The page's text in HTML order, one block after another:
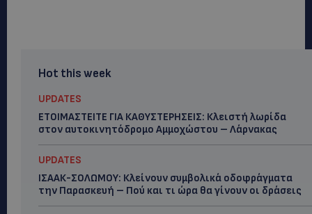
Hot this week
UPDATES
ΕΤΟΙΜΑΣΤΕΙΤΕ ΓΙΑ ΚΑΘΥΣΤΕΡΗΣΕΙΣ: Κλειστή λωρίδα
στον αυτοκινητόδρομο Αμμοχώστου – Λάρνακας
UPDATES
ΙΣΑΑΚ-ΣΟΛΩΜΟΥ: Κλείνουν συμβολικά οδοφράγματα
την Παρασκευή – Πού και τι ώρα θα γίνουν οι δράσεις